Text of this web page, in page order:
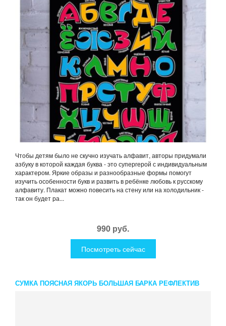
Чтобы детям было не скучно изучать алфавит, авторы придумали
азбуку в которой каждая буква - это супергерой с индивидуальным
характером. Яркие образы и разнообразные формы помогут
изучить особенности букв и развить в ребёнке любовь к русскому
алфавиту. Плакат можно повесить на стену или на холодильник -
так он будет ра...
990 руб.
Посмотреть сейчас
СУМКА ПОЯСНАЯ ЯКОРЬ БОЛЬШАЯ БАРКА РЕФЛЕКТИВ